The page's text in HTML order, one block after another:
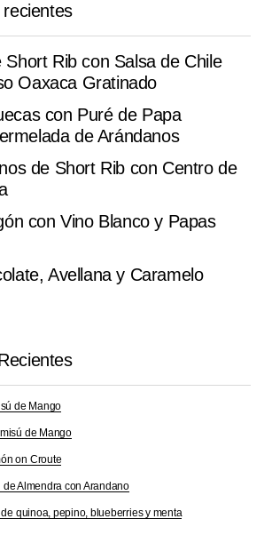
correo electrónico y web en este
recientes
Short Rib con Salsa de Chile
Oaxaca Gratinado
con Puré de Papa
de Arándanos
de Short Rib con Centro de
con Vino Blanco y Papas
Avellana y Caramelo
de Mango
de Mango
on Croute
de Almendra con Arandano
quinoa, pepino, blueberries y menta